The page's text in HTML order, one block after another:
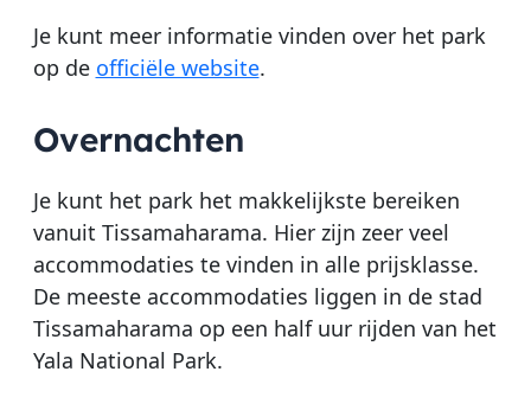
Je kunt meer informatie vinden over het park
op de officiële website.
Overnachten
Je kunt het park het makkelijkste bereiken
vanuit Tissamaharama. Hier zijn zeer veel
accommodaties te vinden in alle prijsklasse.
De meeste accommodaties liggen in de stad
Tissamaharama op een half uur rijden van het
Yala National Park.